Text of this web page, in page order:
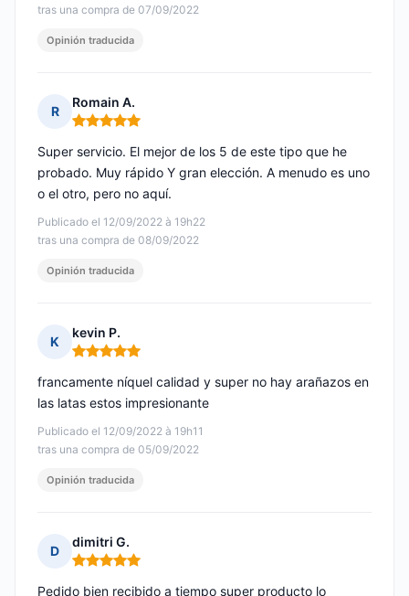
tras una compra de 07/09/2022
Opinión traducida
R
Romain A.
Nota: 5 de 5
Publicado el 12/09/2022 à 19h22
tras una compra de 08/09/2022
Super servicio. El mejor de los 5 de este tipo que he
probado. Muy rápido Y gran elección. A menudo es uno
o el otro, pero no aquí.
Opinión traducida
K
kevin P.
Nota: 5 de 5
Publicado el 12/09/2022 à 19h11
tras una compra de 05/09/2022
francamente níquel calidad y super no hay arañazos en
las latas estos impresionante
Opinión traducida
D
dimitri G.
Nota: 5 de 5
Pedido bien recibido a tiempo super producto lo